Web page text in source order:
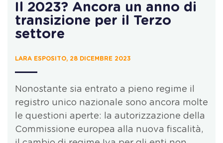
Il 2023? Ancora un anno di
transizione per il Terzo
settore
LARA ESPOSITO, 28 DICEMBRE 2023
Nonostante sia entrato a pieno regime il
registro unico nazionale sono ancora molte
le questioni aperte: la autorizzazione della
Commissione europea alla nuova fiscalità,